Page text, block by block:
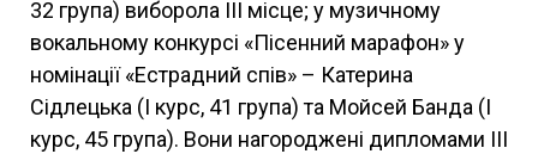
32 група) виборола ІІІ місце; у музичному
вокальному конкурсі «Пісенний марафон» у
номінації «Естрадний спів» – Катерина
Сідлецька (І курс, 41 група) та Мойсей Банда (І
курс, 45 група). Вони нагороджені дипломами ІІІ